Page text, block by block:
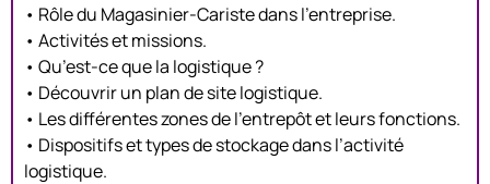
• Rôle du Magasinier-Cariste dans l’entreprise.
• Activités et missions.
• Qu’est-ce que la logistique ?
• Découvrir un plan de site logistique.
• Les différentes zones de l’entrepôt et leurs fonctions.
• Dispositifs et types de stockage dans l’activité
logistique.